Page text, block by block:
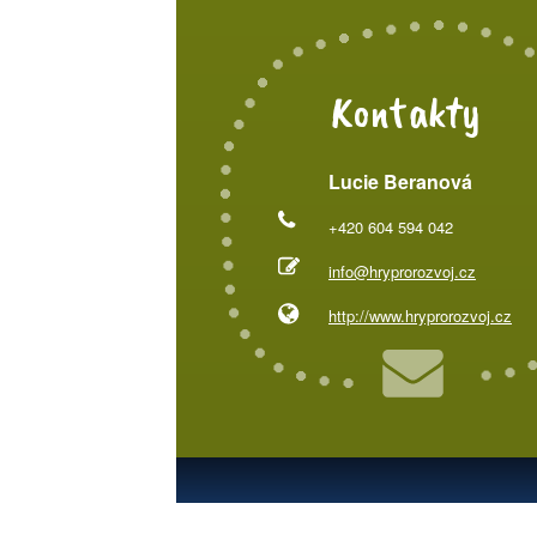
Kontakty
Lucie Beranová
+420 604 594 042
info@hryprorozvoj.cz
http://www.hryprorozvoj.cz